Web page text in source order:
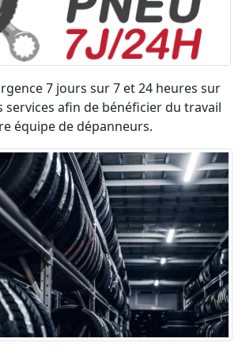
7 jours sur 7 et 24 heures sur
services afin de bénéficier du travail
équipe de dépanneurs.